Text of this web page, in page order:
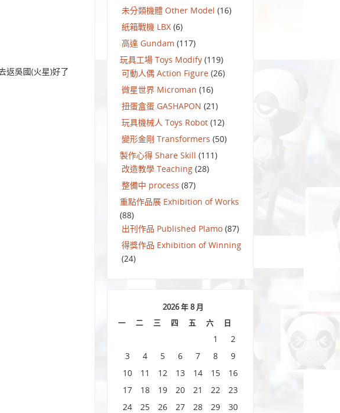
返吳國(火星)好了
未分類機體 Other Model (16)
紙箱戰機 LBX (6)
高達 Gundam (117)
玩具工場 Toys Modify (119)
可動人偶 Action Figure (26)
微星世界 Microman (16)
扭蛋盒蛋 GASHAPON (21)
玩具機械人 Toys Robot (12)
變形金剛 Transformers (50)
製作心得 Share Skill (111)
改造教學 Teaching (28)
整備中 process (87)
重點作品展 Exhibition of Works
(88)
出刊作品 Published Plamo (87)
得獎作品 Exhibition of Winning
(24)
2026 年 8 月
一
二 三 四 五 六 日
1
2
3
4 5 6 7 8
9
10
11 12 13 14 15
16
17
18 19 20 21 22
23
24
25 26 27 28 29
30